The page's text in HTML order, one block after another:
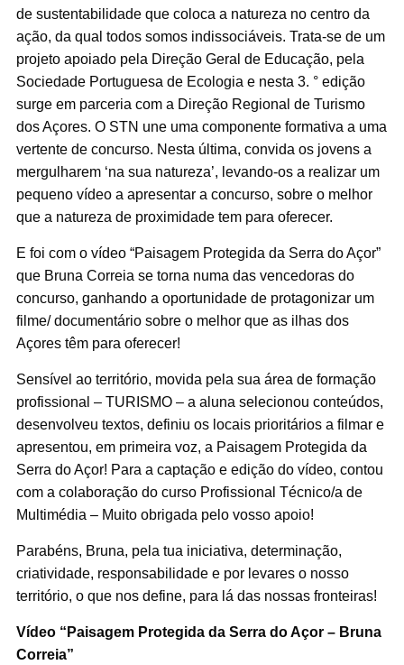
de sustentabilidade que coloca a natureza no centro da
ação, da qual todos somos indissociáveis. Trata-se de um
projeto apoiado pela Direção Geral de Educação, pela
Sociedade Portuguesa de Ecologia e nesta 3. ° edição
surge em parceria com a Direção Regional de Turismo
dos Açores. O STN une uma componente formativa a uma
vertente de concurso. Nesta última, convida os jovens a
mergulharem ‘na sua natureza’, levando-os a realizar um
pequeno vídeo a apresentar a concurso, sobre o melhor
que a natureza de proximidade tem para oferecer.
E foi com o vídeo “Paisagem Protegida da Serra do Açor”
que Bruna Correia se torna numa das vencedoras do
concurso, ganhando a oportunidade de protagonizar um
filme/ documentário sobre o melhor que as ilhas dos
Açores têm para oferecer!
Sensível ao território, movida pela sua área de formação
profissional – TURISMO – a aluna selecionou conteúdos,
desenvolveu textos, definiu os locais prioritários a filmar e
apresentou, em primeira voz, a Paisagem Protegida da
Serra do Açor! Para a captação e edição do vídeo, contou
com a colaboração do curso Profissional Técnico/a de
Multimédia – Muito obrigada pelo vosso apoio!
Parabéns, Bruna, pela tua iniciativa, determinação,
criatividade, responsabilidade e por levares o nosso
território, o que nos define, para lá das nossas fronteiras!
Vídeo “Paisagem Protegida da Serra do Açor – Bruna
Correia”